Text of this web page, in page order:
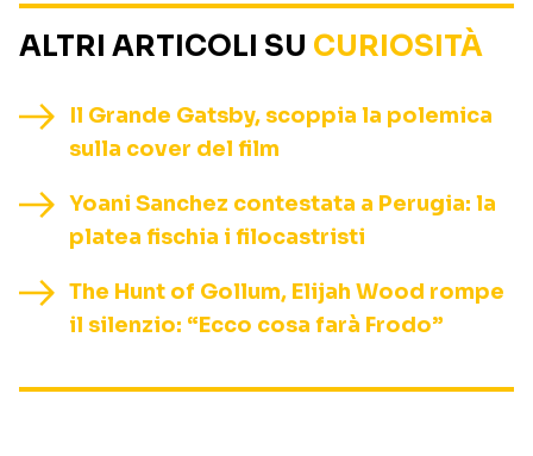
ALTRI ARTICOLI SU CURIOSITÀ
Il Grande Gatsby, scoppia la polemica
sulla cover del film
Yoani Sanchez contestata a Perugia: la
platea fischia i filocastristi
The Hunt of Gollum, Elijah Wood rompe
il silenzio: “Ecco cosa farà Frodo”